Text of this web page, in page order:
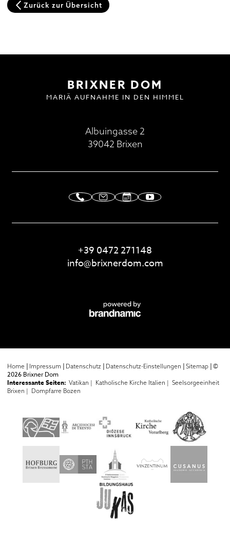
Zurück zur Übersicht
BRIXNER DOM
MARIÄ AUFNAHME IN DEN HIMMEL
Albuingasse 2
39042 Brixen
+39 0472 271148
info@brixnerdom.com
Home | Impressum | Datenschutz | Datenschutz-Einstellungen | Sitemap |©
2026 Brixner Dom
Interessante Seiten: Vatikan | Katholische Kirche Italien | Seelsorgeeinheit
Brixen | Dompfarre Bozen